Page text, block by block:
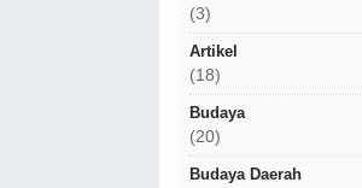
(3)
Artikel
(18)
Budaya
(20)
Budaya Daerah